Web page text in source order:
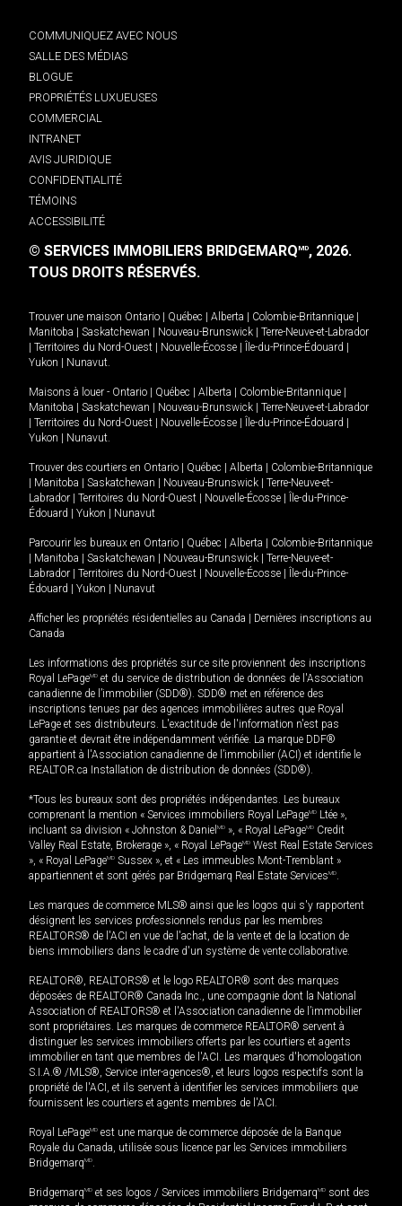
COMMUNIQUEZ AVEC NOUS
SALLE DES MÉDIAS
BLOGUE
PROPRIÉTÉS LUXUEUSES
COMMERCIAL
INTRANET
AVIS JURIDIQUE
CONFIDENTIALITÉ
TÉMOINS
ACCESSIBILITÉ
© SERVICES IMMOBILIERS BRIDGEMARQMD, 2026.
TOUS DROITS RÉSERVÉS.
Trouver une maison Ontario Québec Alberta Colombie-Britannique
Manitoba
Saskatchewan Nouveau-Brunswick
Terre-Neuve-et-Labrador
Territoires du Nord-Ouest Nouvelle-Écosse Île-du-Prince-Édouard
Yukon
Nunavut.
Maisons à louer - Ontario Québec Alberta Colombie-Britannique
Manitoba
Saskatchewan Nouveau-Brunswick
Terre-Neuve-et-Labrador
Territoires du Nord-Ouest Nouvelle-Écosse Île-du-Prince-Édouard
Yukon
Nunavut.
Trouver des courtiers en Ontario Québec Alberta
Colombie-Britannique
Manitoba Saskatchewan Nouveau-Brunswick
Terre-Neuve-et-
Labrador
Territoires du Nord-Ouest Nouvelle-Écosse
Île-du-Prince-
Édouard
Yukon Nunavut
Parcourir les bureaux en Ontario Québec Alberta
Colombie-Britannique
Manitoba Saskatchewan Nouveau-Brunswick
Terre-Neuve-et-
Labrador
Territoires du Nord-Ouest Nouvelle-Écosse
Île-du-Prince-
Édouard
Yukon Nunavut
Afficher les propriétés résidentielles au Canada
Dernières inscriptions au
Canada
Les informations des propriétés sur ce site proviennent des inscriptions
Royal LePageMD et du service de distribution de données de l'Association
canadienne de l’immobilier (SDD®). SDD® met en référence des
inscriptions tenues par des agences immobilières autres que Royal
LePage et ses distributeurs. L'exactitude de l'information n'est pas
garantie et devrait être indépendamment vérifiée. La marque DDF®
appartient à l'Association canadienne de l’immobilier (ACI) et identifie le
REALTOR.ca Installation de distribution de données (SDD®).
*Tous les bureaux sont des propriétés indépendantes. Les bureaux
comprenant la mention « Services immobiliers Royal LePageMD Ltée »,
incluant sa division « Johnston & Daniel MD », « Royal LePageMD Credit
Valley Real Estate, Brokerage », « Royal LePageMD West Real Estate Services
», « Royal LePageMD Sussex », et « Les immeubles Mont-Tremblant »
appartiennent et sont gérés par Bridgemarq Real Estate ServicesMD.
Les marques de commerce MLS® ainsi que les logos qui s'y rapportent
désignent les services professionnels rendus par les membres
REALTORS® de l'ACI en vue de l'achat, de la vente et de la location de
biens immobiliers dans le cadre d'un système de vente collaborative.
REALTOR®, REALTORS® et le logo REALTOR® sont des marques
déposées de REALTOR® Canada Inc., une compagnie dont la National
Association of REALTORS® et l'Association canadienne de l’immobilier
sont propriétaires. Les marques de commerce REALTOR® servent à
distinguer les services immobiliers offerts par les courtiers et agents
immobilier en tant que membres de l'ACI. Les marques d'homologation
S.I.A.® /MLS®, Service inter-agences®, et leurs logos respectifs sont la
propriété de l'ACI, et ils servent à identifier les services immobiliers que
fournissent les courtiers et agents membres de l'ACI.
Royal LePageMD est une marque de commerce déposée de la Banque
Royale du Canada, utilisée sous licence par les Services immobiliers
BridgemarqMD.
BridgemarqMD et ses logos / Services immobiliers BridgemarqMD sont des